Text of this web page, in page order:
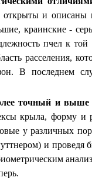
и описаны
краинские -
пчел к
расселения,
В последнем
точный и
крыла, форму и
у различных
и